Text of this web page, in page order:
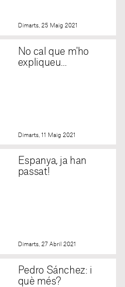
Dimarts, 25 Maig 2021
No cal que m'ho
expliqueu...
Dimarts, 11 Maig 2021
Espanya, ja han
passat!
Dimarts, 27 Abril 2021
Pedro Sánchez: i
què més?